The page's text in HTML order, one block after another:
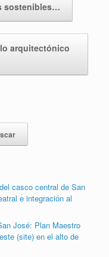
sostenibles…
arquitectónico
casco central de San
e integración al
José: Plan Maestro
(site) en el alto de